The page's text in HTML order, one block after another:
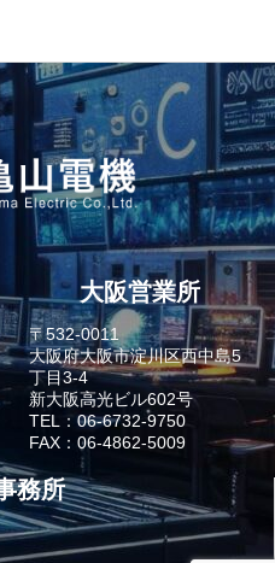
大阪営業所
〒532-0011
大阪府大阪市淀川区西中島5
丁目3-4
新大阪高光ビル602号
TEL：06-6732-9750
FAX：06-4862-5009
務所